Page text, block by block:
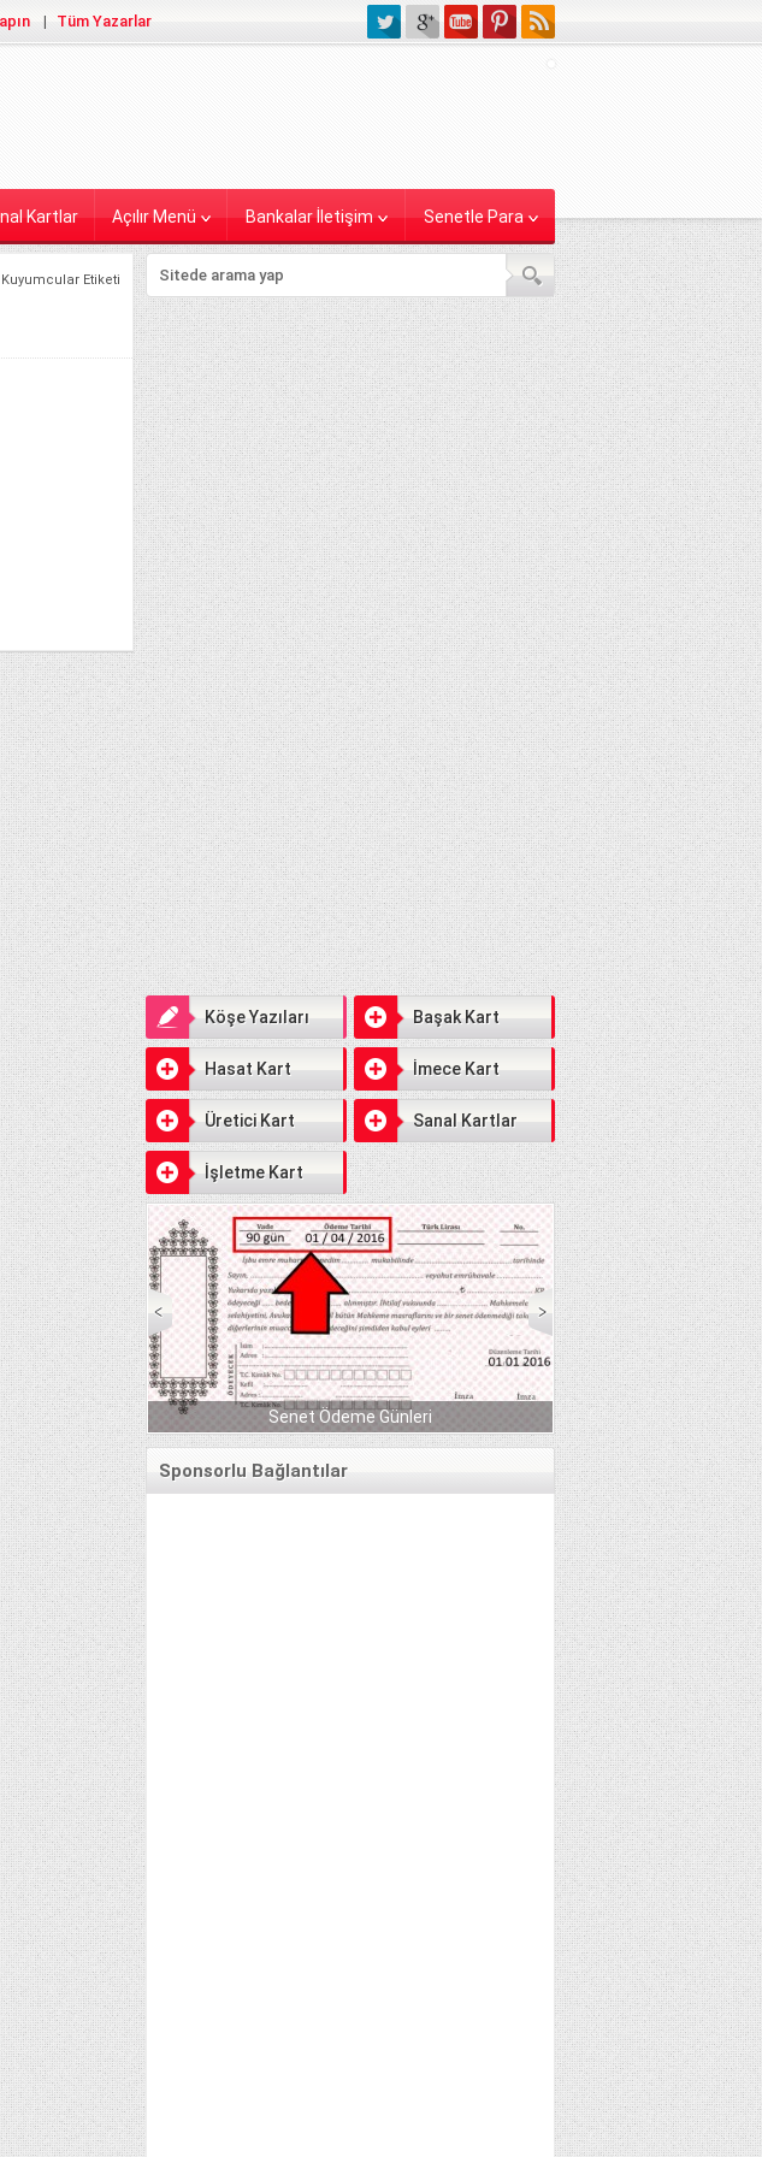
Tüm Yazarlar
Kartlar Açılır Menü Bankalar İletişim Senetle Para
Etiketi
Köşe Yazıları Başak Kart
Hasat Kart İmece Kart
Üretici Kart Sanal Kartlar
İşletme Kart
Senet Ödeme Günleri
Serbest Piyasada Fındık Fiyatları 2018 DE YÜZLER
GÜLER:)
Sponsorlu Bağlantılar